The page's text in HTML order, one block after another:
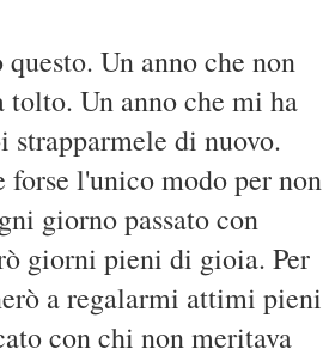
Un anno che non
Un anno che mi ha
strapparmele di nuovo.
l'unico modo per non
giorno passato con
giorni pieni di gioia. Per
a regalarmi attimi pieni
con chi non meritava